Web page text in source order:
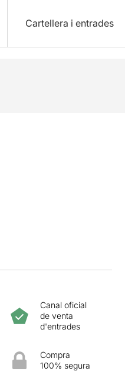
Cartellera i entrades
Canal oficial
de venta
d'entrades
Compra
100% segura